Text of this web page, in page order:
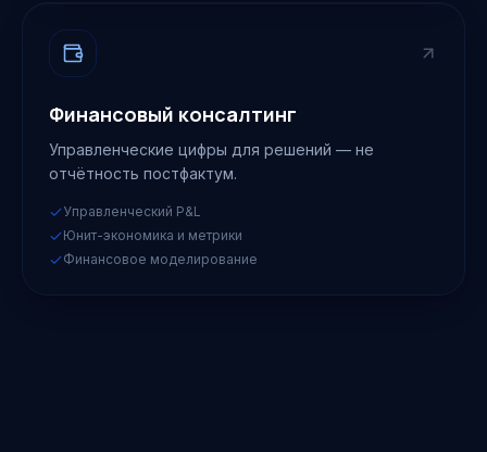
Финансовый консалтинг
Управленческие цифры для решений — не
отчётность постфактум.
Управленческий P&L
Юнит-экономика и метрики
Финансовое моделирование